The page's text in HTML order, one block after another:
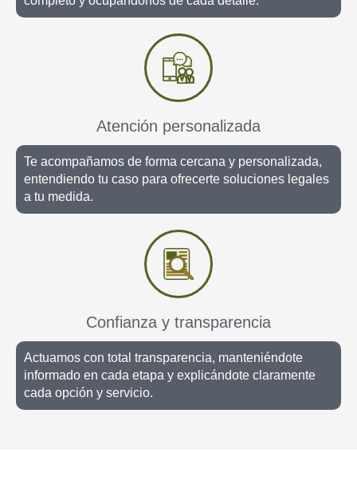
Atención personalizada
Te acompañamos de forma cercana y personalizada,
entendiendo tu caso para ofrecerte soluciones legales
a tu medida.
Confianza y transparencia
Actuamos con total transparencia, manteniéndote
informado en cada etapa y explicándote claramente
cada opción y servicio.